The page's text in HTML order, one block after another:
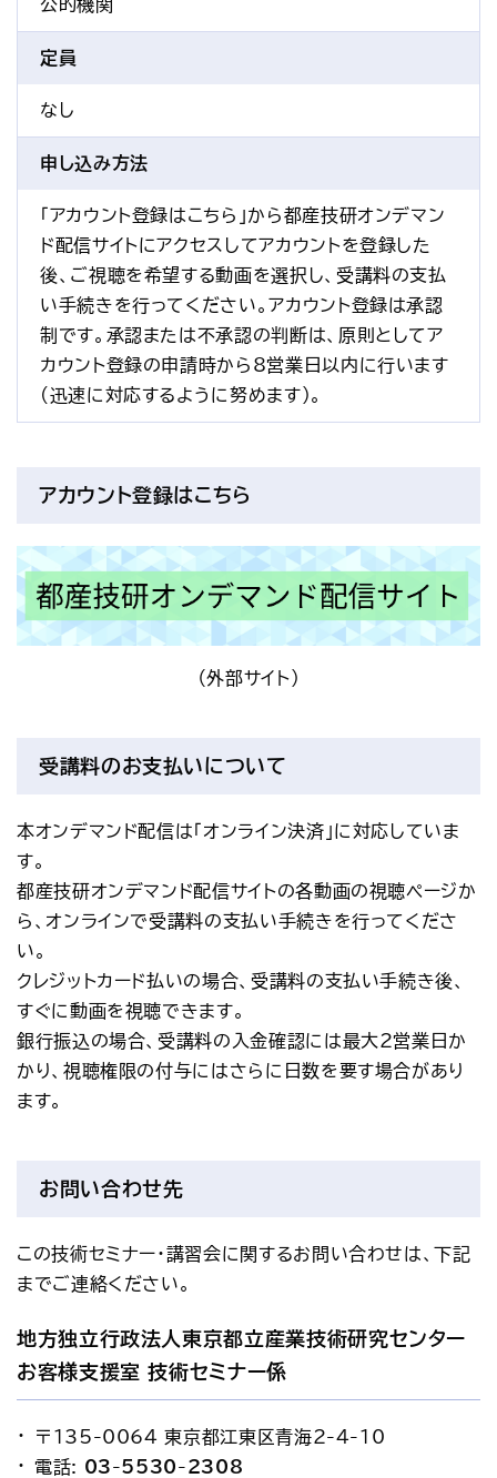
公的機関
定員
なし
申し込み方法
「アカウント登録はこちら」から都産技研オンデマン
ド配信サイトにアクセスしてアカウントを登録した
後、ご視聴を希望する動画を選択し、受講料の支払
い手続きを行ってください。アカウント登録は承認
制です。承認または不承認の判断は、原則としてア
カウント登録の申請時から8営業日以内に行います
(迅速に対応するように努めます)。
アカウント登録はこちら
（外部サイト）
受講料のお支払いについて
本オンデマンド配信は「オンライン決済」に対応していま
す。
都産技研オンデマンド配信サイトの各動画の視聴ページか
ら、オンラインで受講料の支払い手続きを行ってくださ
い。
クレジットカード払いの場合、受講料の支払い手続き後、
すぐに動画を視聴できます。
銀行振込の場合、受講料の入金確認には最大2営業日か
かり、視聴権限の付与にはさらに日数を要す場合があり
ます。
お問い合わせ先
この技術セミナー・講習会に関するお問い合わせは、下記
までご連絡ください。
地方独立行政法人東京都立産業技術研究センター
お客様支援室 技術セミナー係
〒135-0064 東京都江東区青海2-4-10
電話: 03-5530-2308